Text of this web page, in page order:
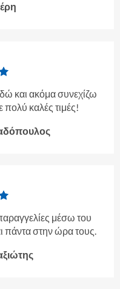
και ακόμα συνεχίζω
καλές τιμές!
μέσω του
πάντα στην ώρα τους.